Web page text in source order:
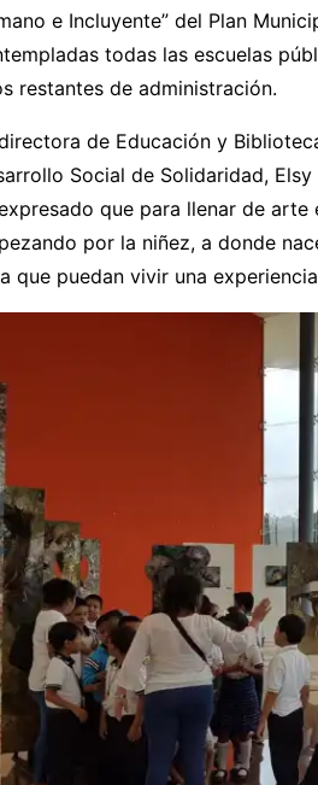
e Incluyente” del Plan
todas las escuelas
restantes de administración.
de Educación y
Social de Solidaridad,
que para llenar de
por la niñez, a donde
que puedan vivir una